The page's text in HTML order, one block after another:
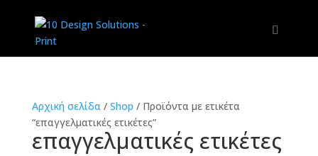
Αρχική σελίδα/ Shop / Προϊόντα με ετικέτα
“επαγγελματικές ετικέτες”
επαγγελματικές ετικέτες